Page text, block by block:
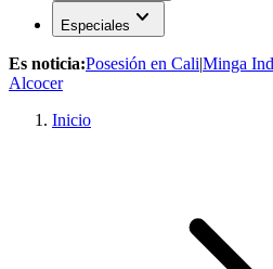
Especiales expand_more
Es noticia:Posesión en Cali|Minga
Alcocer
Inicio